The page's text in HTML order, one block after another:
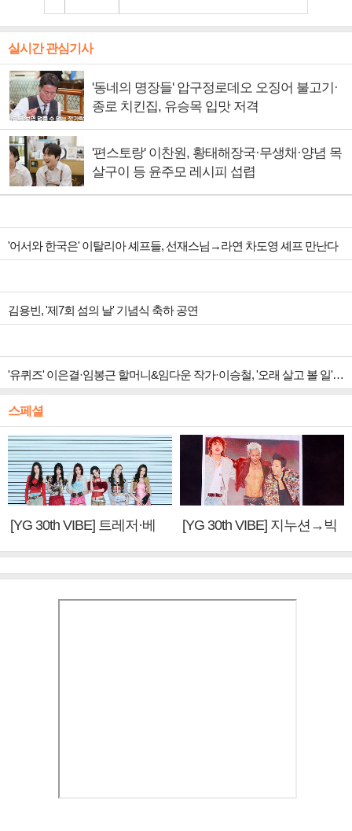
실시간 관심기사
'동네의 명장들' 압구정로데오 오징어 불고기·
종로 치킨집, 유승목 입맛 저격
'편스토랑' 이찬원, 황태해장국·무생채·양념 목
살구이 등 윤주모 레시피 섭렵
'어서와 한국은' 이탈리아 셰프들, 선재스님→라연 차도영 셰프 만난다
김용빈, '제7회 섬의 날' 기념식 축하 공연
'유퀴즈' 이은결·임봉근 할머니&임다운 작가·이승철, '오래 살고 볼 일' 특집 출격
스페셜
[YG 30th VIBE] 트레저·베
[YG 30th VIBE] 지누션→빅